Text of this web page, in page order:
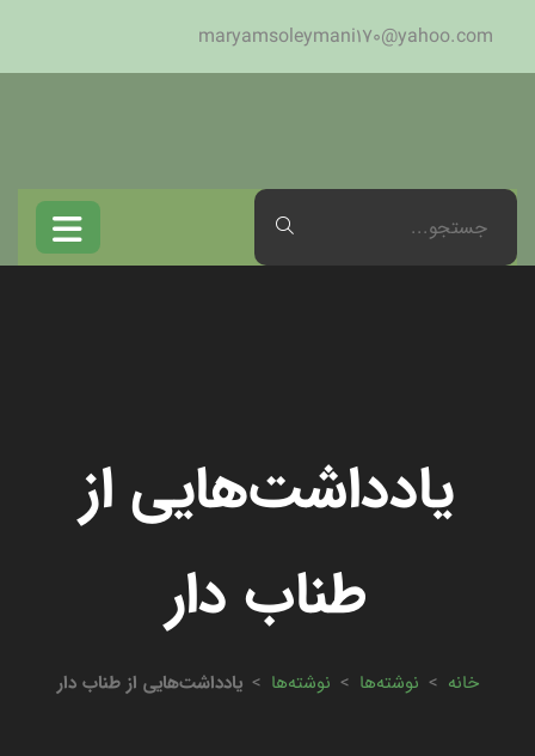
maryamsoleymani170@yahoo.com
یادداشت‌هایی از
طناب دار
خانه > نوشته‌ها > نوشته‌ها > یادداشت‌هایی از طناب دار